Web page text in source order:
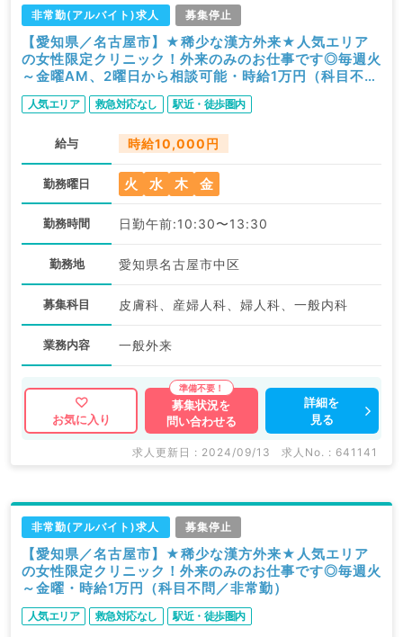
非常勤(アルバイト)求人 募集停止
【愛知県／名古屋市】★稀少な漢方外来★人気エリア
の女性限定クリニック！外来のみのお仕事です◎毎週火
～金曜AM、2曜日から相談可能・時給1万円（科目不問
／非常勤）
人気エリア 救急対応なし 駅近・徒歩圏内
給与 時給10,000円
勤務曜日 火 水 木 金
勤務時間 日勤午前:10:30〜13:30
勤務地 愛知県名古屋市中区
募集科目 皮膚科、産婦人科、婦人科、一般内科
業務内容 一般外来
お気に入り
募集状況を
問い合わせる
詳細を
見る
求人更新日 : 2024/09/13 求人No. : 641141
非常勤(アルバイト)求人 募集停止
【愛知県／名古屋市】★稀少な漢方外来★人気エリア
の女性限定クリニック！外来のみのお仕事です◎毎週火
～金曜・時給1万円（科目不問／非常勤）
人気エリア 救急対応なし 駅近・徒歩圏内